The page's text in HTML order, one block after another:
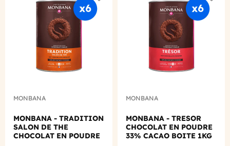
Add to wishlist
MONBANA
MONBANA - TRADITION
SALON DE THE
CHOCOLAT EN POUDRE
Add
MONBANA
MONBANA - TRESOR
CHOCOLAT EN POUDRE
33% CACAO BOITE 1KG